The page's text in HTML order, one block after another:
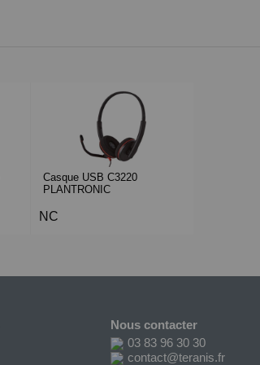
Casque USB C3220
PLANTRONIC
NC
Nous contacter
03 83 96 30 30
contact@teranis.fr